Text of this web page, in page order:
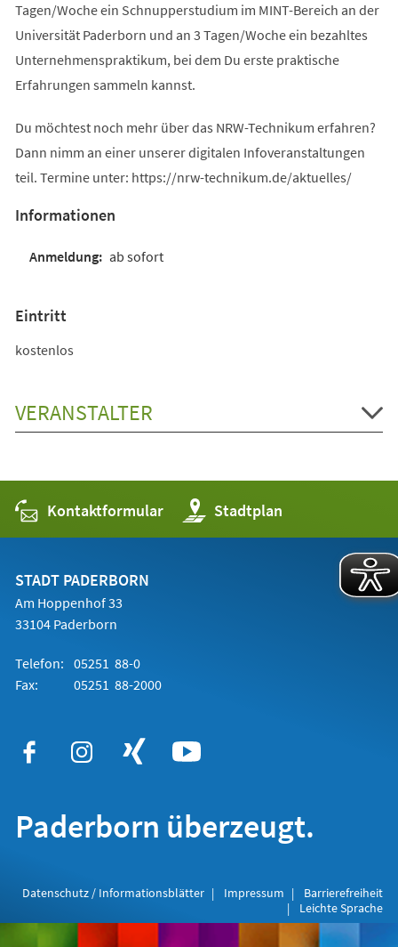
Tagen/Woche ein Schnupperstudium im MINT-Bereich an der
Universität Paderborn und an 3 Tagen/Woche ein bezahltes
Unternehmenspraktikum, bei dem Du erste praktische
Erfahrungen sammeln kannst.
Du möchtest noch mehr über das NRW-Technikum erfahren?
Dann nimm an einer unserer digitalen Infoveranstaltungen
teil. Termine unter: https://nrw-technikum.de/aktuelles/
Informationen
ab sofort
Eintritt
kostenlos
VERANSTALTER
Kontaktformular Stadtplan
(Öffnet
in
einem
STADT PADERBORN
Am Hoppenhof 33
33104 Paderborn
Telefon: 05251 88-0
Fax:
05251 88-2000
Paderborn überzeugt.
Datenschutz / Informationsblätter Impressum
Barrierefreiheit
Leichte Sprache